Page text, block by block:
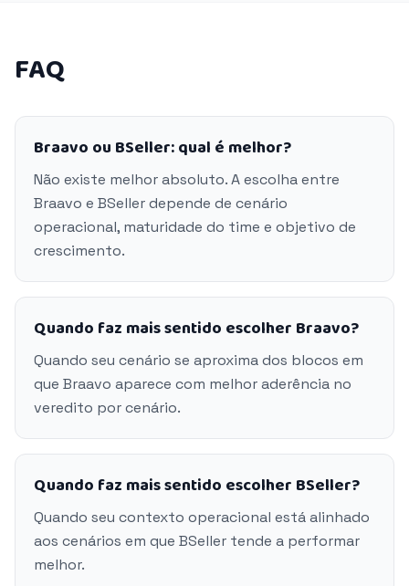
FAQ
Braavo ou BSeller: qual é melhor?
Não existe melhor absoluto. A escolha entre
Braavo e BSeller depende de cenário
operacional, maturidade do time e objetivo de
crescimento.
Quando faz mais sentido escolher Braavo?
Quando seu cenário se aproxima dos blocos em
que Braavo aparece com melhor aderência no
veredito por cenário.
Quando faz mais sentido escolher BSeller?
Quando seu contexto operacional está alinhado
aos cenários em que BSeller tende a performar
melhor.